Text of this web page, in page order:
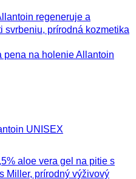
UNISEX